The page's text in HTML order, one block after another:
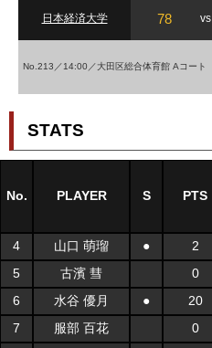
日本経済大学 78 vs
No.213／14:00／大田区総合体育館 Aコート
STATS
No. PLAYER S PTS
4 山口 萌瑠 ● 2
5
古濱 彗 0
6
水谷 優月 ● 20
7
服部 百花 0